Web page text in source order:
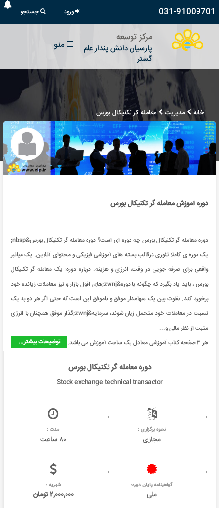
031-91009701 ورود جستجو
مرکز توسعه
پارسیان دانش پندار علم
گستر
☰ منو
خانه مدیریت معامله گر تکنیکال بورس
دوره آموزش معامله گر تکنیکال بورس
دوره معامله گر تکنیکال بورس چه دوره ای است؟ دوره معامله گر تکنیکال بورس&nbsp;
یک دوره ی کاملا تئوری درقالب بسته های آموزشی فیزیکی و محتوای آنلاین. یک میانبر
واقعی برای صرفه جویی در وقت، انرژی و هزینه. درباره دوره: یک معامله گر تکنیکال
بورس ، باید یاد بگیرد که چگونه با دوره&zwnj;های افول بازار و نیز معاملات زیانده خود
برخورد کند. تفاوت بین یک سهامدار موفق و ناموفق این است که حتی اگر هر دو به یک
نسبت در معاملات خود متحمل زیان شوند، سرمایه&zwnj;گذار موفق همچنان با انرژی
مثبت از نظر مالی و...
توضیحات بیشتر...
هر ۳ صفحه کتاب آموزشی معادل یک ساعت آموزش می باشد.
دوره معامله گر تکنیکال بورس
Stock exchange technical transactor
نحوه برگزاری :
مجازی
مدت :
۸۰ ساعت
گواهینامه پایان دوره:
ملی
شهریه :
۲,۰۰۰,۰۰۰ تومان